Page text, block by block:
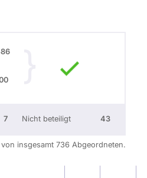
7 Nicht beteiligt 43
insgesamt 736 Abgeordneten.